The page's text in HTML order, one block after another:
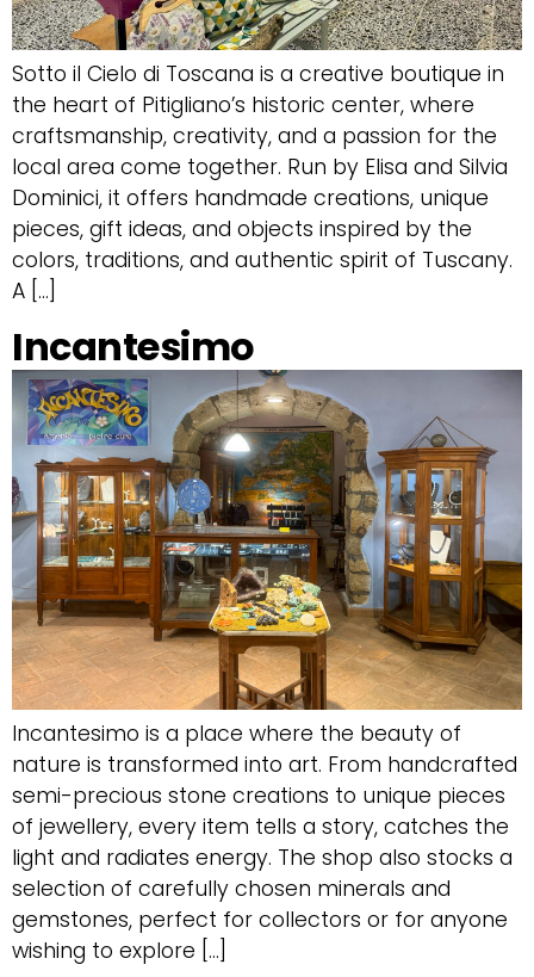
Sotto il Cielo di Toscana is a creative boutique in
the heart of Pitigliano’s historic center, where
craftsmanship, creativity, and a passion for the
local area come together. Run by Elisa and Silvia
Dominici, it offers handmade creations, unique
pieces, gift ideas, and objects inspired by the
colors, traditions, and authentic spirit of Tuscany.
A […]
Incantesimo
Incantesimo is a place where the beauty of
nature is transformed into art. From handcrafted
semi-precious stone creations to unique pieces
of jewellery, every item tells a story, catches the
light and radiates energy. The shop also stocks a
selection of carefully chosen minerals and
gemstones, perfect for collectors or for anyone
wishing to explore […]